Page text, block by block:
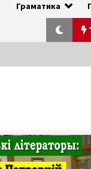
Граматика
РУСИНСЬКИЙ
СВОЇ ПРАВА,